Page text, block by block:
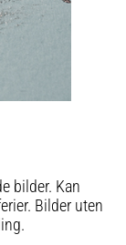
bilder. Kan
Bilder uten